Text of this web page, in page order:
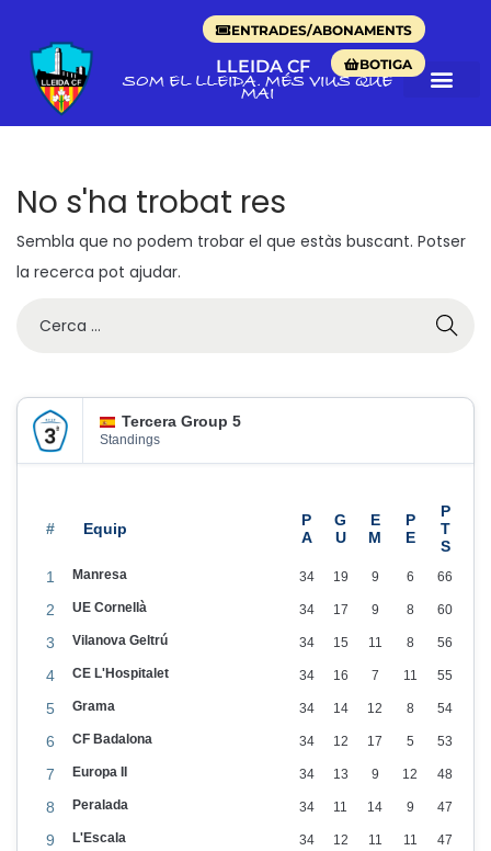
ENTRADES/ABONAMENTS
BOTIGA
LLEIDA CF
SOM EL LLEIDA. MÉS VIUS QUE
MAI
No s'ha trobat res
Sembla que no podem trobar el que estàs buscant. Potser
la recerca pot ajudar.
Tercera Group 5
Standings
#
1 Manresa 34 19 9 6 66
2 UE Cornellà 34 17 9 8 60
3 Vilanova Geltrú 34 15 11 8 56
4 CE L'Hospitalet 34 16 7 11 55
5 Grama 34 14 12 8 54
6 CF Badalona 34 12 17 5 53
7 Europa II 34 13 9 12 48
8 Peralada 34 11 14 9 47
9 L'Escala 34 12 11 11 47